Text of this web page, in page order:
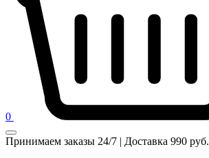
0
Принимаем заказы 24/7 | Доставка 990 руб.